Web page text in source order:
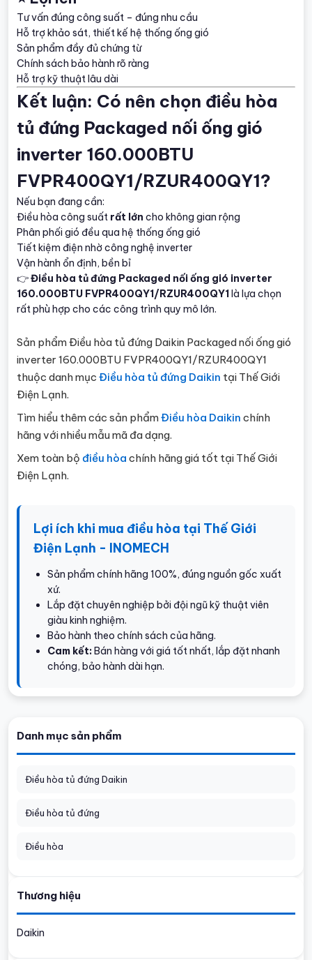
Danh mục sản phẩm
Điều hòa tủ đứng Daikin
Điều hòa tủ đứng
Điều hòa
Thương hiệu
Daikin
Tư vấn đúng công suất – đúng nhu cầu
Hỗ trợ khảo sát, thiết kế hệ thống ống gió
Sản phẩm đầy đủ chứng từ
Chính sách bảo hành rõ ràng
Hỗ trợ kỹ thuật lâu dài
Kết luận: Có nên chọn điều hòa
tủ đứng Packaged nối ống gió
inverter 160.000BTU
FVPR400QY1/RZUR400QY1?
Nếu bạn đang cần:
Điều hòa công suất rất lớn cho không gian rộng
Phân phối gió đều qua hệ thống ống gió
Tiết kiệm điện nhờ công nghệ inverter
Vận hành ổn định, bền bỉ
👉Điều hòa tủ đứng Packaged nối ống gió inverter
160.000BTU FVPR400QY1/RZUR400QY1là lựa chọn
rất phù hợp cho các công trình quy mô lớn.
Sản phẩm Điều hòa tủ đứng Daikin Packaged nối ống gió
inverter 160.000BTU FVPR400QY1/RZUR400QY1
thuộc danh mục Điều hòa tủ đứng Daikin tại Thế Giới
Điện Lạnh.
Tìm hiểu thêm các sản phẩmĐiều hòa Daikin chính
hãng với nhiều mẫu mã đa dạng.
Xem toàn bộ điều hòa chính hãng giá tốt tại Thế Giới
Điện Lạnh.
Lợi ích khi mua điều hòa tại Thế Giới
Điện Lạnh - INOMECH
Sản phẩm chính hãng 100%, đúng nguồn gốc xuất
xứ.
Lắp đặt chuyên nghiệp bởi đội ngũ kỹ thuật viên
giàu kinh nghiệm.
Bảo hành theo chính sách của hãng.
Cam kết:Bán hàng với giá tốt nhất, lắp đặt nhanh
chóng, bảo hành dài hạn.